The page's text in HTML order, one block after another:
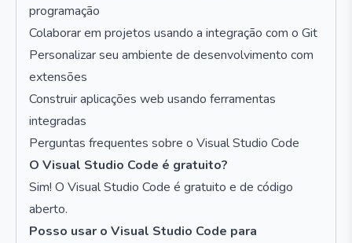
programação
Colaborar em projetos usando a integração com o Git
Personalizar seu ambiente de desenvolvimento com
extensões
Construir aplicações web usando ferramentas
integradas
Perguntas frequentes sobre o Visual Studio Code
O Visual Studio Code é gratuito?
Sim! O Visual Studio Code é gratuito e de código
aberto.
Posso usar o Visual Studio Code para